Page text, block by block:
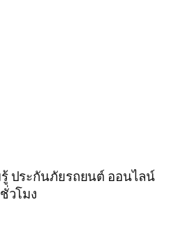
ประกันภัยรถยนต์ ออนไลน์
วโมง